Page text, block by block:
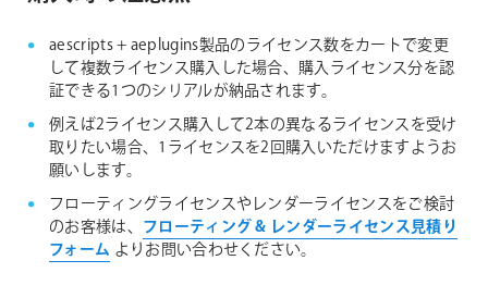
aescripts + aeplugins製品のライセンス数をカートで変更
して複数ライセンス購入した場合、購入ライセンス分を認
証できる1つのシリアルが納品されます。
例えば2ライセンス購入して2本の異なるライセンスを受け
取りたい場合、1ライセンスを2回購入いただけますようお
願いします。
フローティングライセンスやレンダーライセンスをご検討
のお客様は、 フローティング & レンダーライセンス見積り
フォーム よりお問い合わせください。